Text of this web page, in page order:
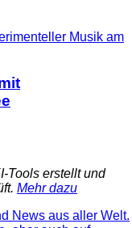
Tools erstellt und
Mehr dazu